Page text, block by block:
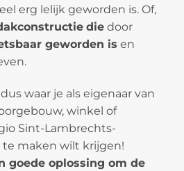
erg lelijk geworden is. Of,
die door
geworden is en
waar je als eigenaar van
winkel of
Sint-Lambrechts-
maken wilt krijgen!
goede oplossing om de